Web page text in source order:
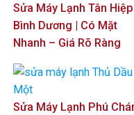
Sửa Máy Lạnh Tân Hiệp
Bình Dương | Có Mặt
Nhanh – Giá Rõ Ràng
Sửa Máy Lạnh Phú